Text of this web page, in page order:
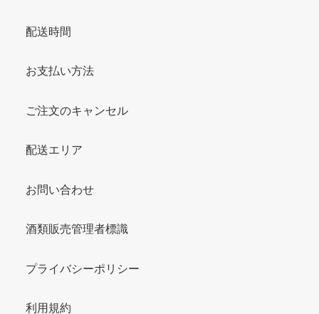
配送時間
お支払い方法
ご注文のキャンセル
配送エリア
お問い合わせ
酒類販売管理者標識
プライバシーポリシー
利用規約